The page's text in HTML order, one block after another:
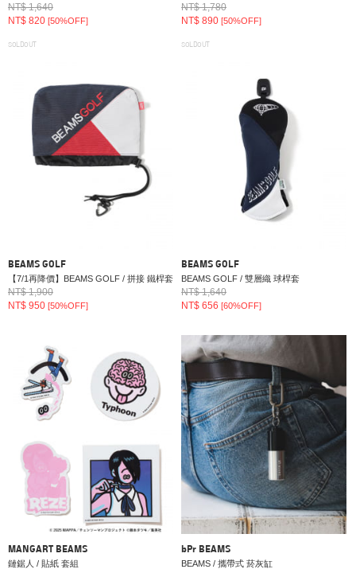
NT$ 1,640
NT$ 820 [50%OFF]
NT$ 1,780
NT$ 890[50%OFF]
SOLDOUT
BEAMS GOLF
【7/1再降價】BEAMS GOLF / 拼接 鐵桿套
NT$ 1,900
NT$ 950 [50%OFF]
SOLDOUT
BEAMS GOLF
BEAMS GOLF / 雙層織 球桿套
NT$ 1,640
NT$ 656[60%OFF]
MANGART BEAMS
鏈鋸人 / 貼紙 套組
bPr BEAMS
BEAMS / 攜帶式 菸灰缸